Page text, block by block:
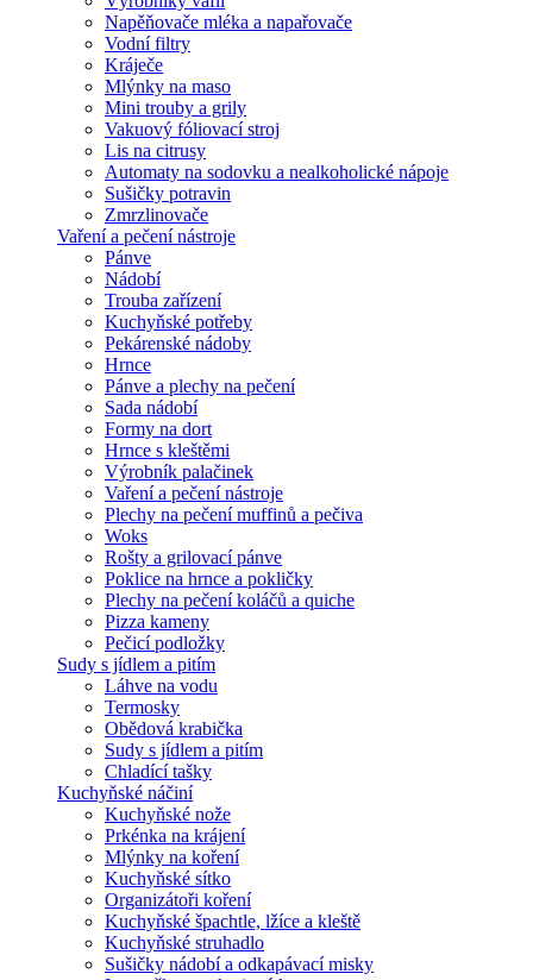
Napěňovače mléka a napařovače
Vodní filtry
Kráječe
Mlýnky na maso
Mini trouby a grily
Vakuový fóliovací stroj
Lis na citrusy
Automaty na sodovku a nealkoholické nápoje
Sušičky potravin
Zmrzlinovače
Vaření a pečení nástroje
Pánve
Nádobí
Trouba zařízení
Kuchyňské potřeby
Pekárenské nádoby
Hrnce
Pánve a plechy na pečení
Sada nádobí
Formy na dort
Hrnce s kleštěmi
Výrobník palačinek
Vaření a pečení nástroje
Plechy na pečení muffinů a pečiva
Woks
Rošty a grilovací pánve
Poklice na hrnce a pokličky
Plechy na pečení koláčů a quiche
Pizza kameny
Pečicí podložky
Sudy s jídlem a pitím
Láhve na vodu
Termosky
Obědová krabička
Sudy s jídlem a pitím
Chladící tašky
Kuchyňské náčiní
Kuchyňské nože
Prkénka na krájení
Mlýnky na koření
Kuchyňské sítko
Organizátoři koření
Kuchyňské špachtle, lžíce a kleště
Kuchyňské struhadlo
Sušičky nádobí a odkapávací misky